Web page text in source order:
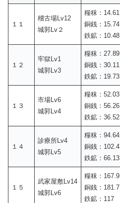
１１
稽古場Lv12
城郭Lv２
糧秣：14.61
銅銭：15.74
鉄鉱：10.48
１２
牢獄Lv1
城郭Lv3
糧秣：27.89
銅銭：30.11
鉄鉱：19.73
１３
市場Lv6
城郭Lv4
糧秣：52.03
銅銭：56.26
鉄鉱：36.52
１４
診療所Lv4
城郭Lv5
糧秣：94.64
銅銭：102.4
鉄鉱：66.13
１５
武家屋敷Lv14
城郭Lv6
糧秣：167.9
銅銭：181.7
鉄鉱：117